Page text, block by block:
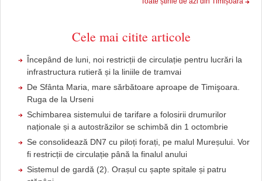
Cele mai citite articole
Începând de luni, noi restricții de circulație pentru lucrări la
infrastructura rutieră și la liniile de tramvai
De Sfânta Maria, mare sărbătoare aproape de Timişoara.
Ruga de la Urseni
Schimbarea sistemului de tarifare a folosirii drumurilor
naționale și a autostrăzilor se schimbă din 1 octombrie
Se consolidează DN7 cu piloți forați, pe malul Mureșului. Vor
fi restricții de circulație până la finalul anului
Sistemul de gardă (2). Orașul cu șapte spitale și patru